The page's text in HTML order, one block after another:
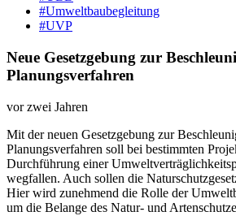
#Umweltbaubegleitung
#UVP
Neue Gesetzgebung zur
Planungsverfahren
vor zwei Jahren
Mit der neuen Gesetzgebung zur
Planungsverfahren soll bei bestimmten
Durchführung einer
wegfallen. Auch sollen die
Hier wird zunehmend die Rolle der
um die Belange des Natur- und